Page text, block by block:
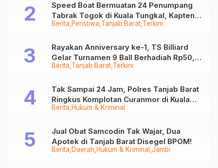
Berita Peristiwa Tanjab Barat Terkini
Speed Boat Bermuatan 24 Penumpang
Tabrak Togok di Kuala Tungkal, Kapten
Sempat Hilang
Berita Tanjab Barat Terkini
Rayakan Anniversary ke-1, TS Billiard
Gelar Turnamen 9 Ball Berhadiah Rp50,8
Juta
Berita Hukum & Kriminal
Tak Sampai 24 Jam, Polres Tanjab Barat
Ringkus Komplotan Curanmor di Kuala
Tungkal
Berita Daerah Hukum & Kriminal Jambi
Jual Obat Samcodin Tak Wajar, Dua
Apotek di Tanjab Barat Disegel BPOM!